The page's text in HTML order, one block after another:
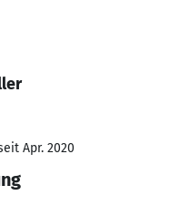
Apr. 2020